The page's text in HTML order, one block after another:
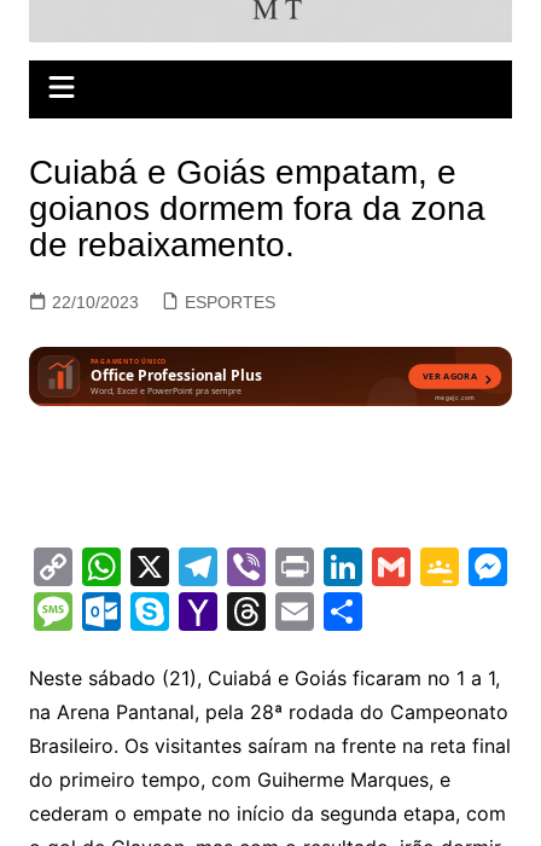
Cuiabá e Goiás empatam, e
goianos dormem fora da zona
de rebaixamento.
22/10/2023 ESPORTES
C
o
p
y
Li
n
k
W
h
at
s
A
p
p
X T
el
e
gr
a
m
Vi
b
er
Pr
in
t
Li
n
k
e
dI
n
G
l
G
gl
e
Cl
a
M
e
n
M
s
s
a
g
O
lo
o
k.
c
S
y
p
e
Y
h
o
o
M
T
e
a
d
s
E
ai
l
S
ar
e
Neste sábado (21), Cuiabá e Goiás ficaram no 1 a 1,
na Arena Pantanal, pela 28ª rodada do Campeonato
Brasileiro. Os visitantes saíram na frente na reta final
do primeiro tempo, com Guiherme Marques, e
cederam o empate no início da segunda etapa, com